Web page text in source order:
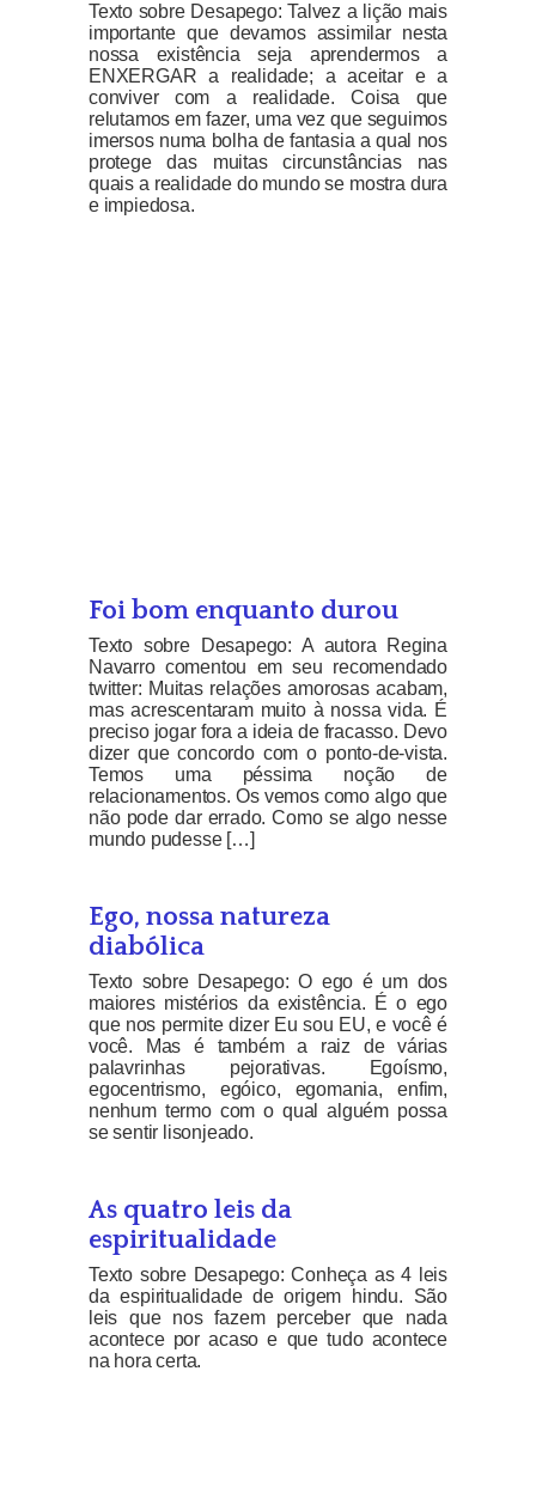
Texto sobre Desapego: Talvez a lição mais
importante que devamos assimilar nesta
nossa existência seja aprendermos a
ENXERGAR a realidade; a aceitar e a
conviver com a realidade. Coisa que
relutamos em fazer, uma vez que seguimos
imersos numa bolha de fantasia a qual nos
protege das muitas circunstâncias nas
quais a realidade do mundo se mostra dura
e impiedosa.
Foi bom enquanto durou
Texto sobre Desapego: A autora Regina
Navarro comentou em seu recomendado
twitter: Muitas relações amorosas acabam,
mas acrescentaram muito à nossa vida. É
preciso jogar fora a ideia de fracasso. Devo
dizer que concordo com o ponto-de-vista.
Temos uma péssima noção de
relacionamentos. Os vemos como algo que
não pode dar errado. Como se algo nesse
mundo pudesse […]
Ego, nossa natureza
diabólica
Texto sobre Desapego: O ego é um dos
maiores mistérios da existência. É o ego
que nos permite dizer Eu sou EU, e você é
você. Mas é também a raiz de várias
palavrinhas pejorativas. Egoísmo,
egocentrismo, egóico, egomania, enfim,
nenhum termo com o qual alguém possa
se sentir lisonjeado.
As quatro leis da
espiritualidade
Texto sobre Desapego: Conheça as 4 leis
da espiritualidade de origem hindu. São
leis que nos fazem perceber que nada
acontece por acaso e que tudo acontece
na hora certa.